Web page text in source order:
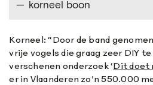
korneel boon
Korneel: “Door de band
vrije vogels die graag zeer DIY
verschenen onderzoek ‘Dit doet
er in Vlaanderen zo’n 550.000